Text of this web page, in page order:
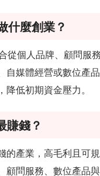
什麼創業？
從個人品牌、顧問服
自媒體經營或數位產
降低初期資金壓力。
賺錢？
的產業，高毛利且可
顧問服務、數位產品